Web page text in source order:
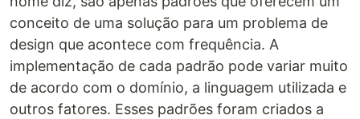
conceito de uma solução para um problema de
design que acontece com frequência. A
implementação de cada padrão pode variar muito
de acordo com o domínio, a linguagem utilizada e
outros fatores. Esses padrões foram criados a